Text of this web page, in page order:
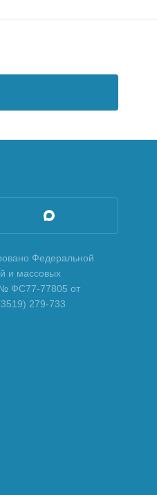
Федеральной
и массовых
№ ФС77-77805 от
279-733